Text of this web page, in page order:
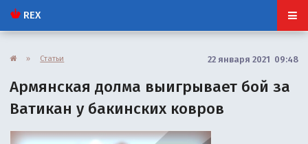
REX
» Статьи 22 января 2021 09:48
Армянская долма выигрывает бой за
Ватикан у бакинских ковров